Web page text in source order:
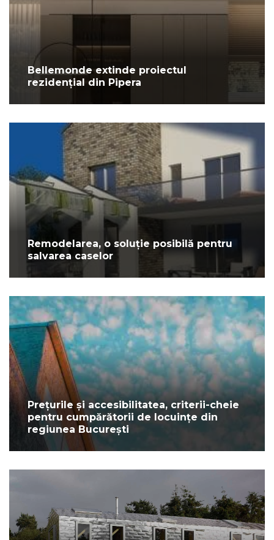
Bellemonde extinde proiectul
rezidențial din Pipera
Remodelarea, o soluție posibilă pentru
salvarea caselor
Prețurile și accesibilitatea, criterii-cheie
pentru cumpărătorii de locuințe din
regiunea București